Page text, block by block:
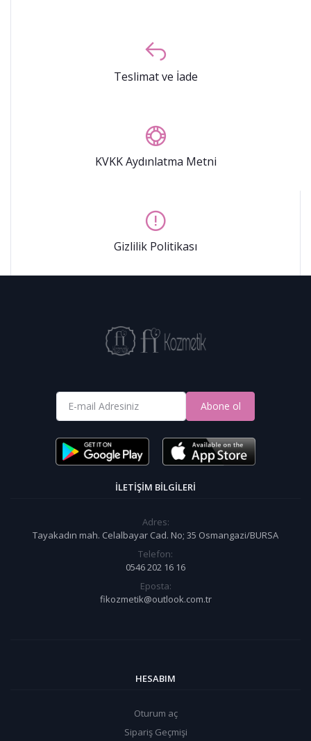
Teslimat ve İade
KVKK Aydınlatma Metni
Gizlilik Politikası
Abone ol
İLETIŞIM BILGILERI
Adres:
Tayakadın mah. Celalbayar Cad. No; 35 Osmangazi/BURSA
Telefon:
0546 202 16 16
Eposta:
fikozmetik@outlook.com.tr
HESABIM
Oturum aç
Sipariş Geçmişi